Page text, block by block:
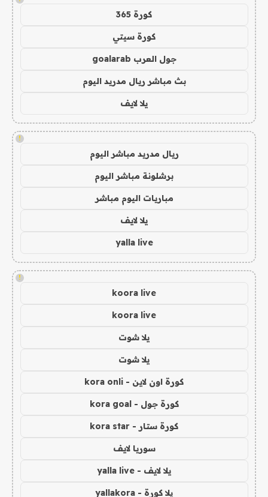
كورة 365
كورة سيتي
جول العرب goalarab
بث مباشر ريال مدريد اليوم
يلا لايف
!
ريال مدريد مباشر اليوم
برشلونة مباشر اليوم
مباريات اليوم مباشر
يلا لايف
yalla live
!
koora live
koora live
يلا شوت
يلا شوت
كورة اون لاين - kora onli
كورة جول - kora goal
كورة ستار - kora star
سوريا لايف
يلا لايف - yalla live
يلا كورة - yallakora